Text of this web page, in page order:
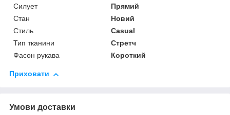
Силует
Прямий
Стан
Новий
Стиль
Casual
Тип тканини
Стретч
Фасон рукава
Короткий
Приховати
Умови доставки